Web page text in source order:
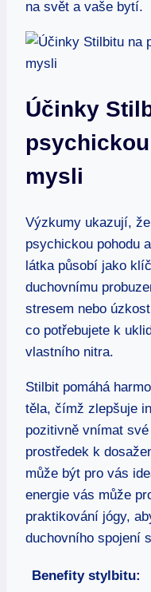
na svět a vaše bytí.
Účinky
mysli
Výzkumy ukazují,
psychickou pohodu
látka působí jako
duchovnímu
stresem nebo
co potřebujete k
vlastního nitra.
Stilbit pomáhá
těla, čímž zlepšuje
pozitivně vnímat
prostředek k
může být pro vás
energie vás může
praktikování jógy,
duchovního spojení
Benefity stylbitu: